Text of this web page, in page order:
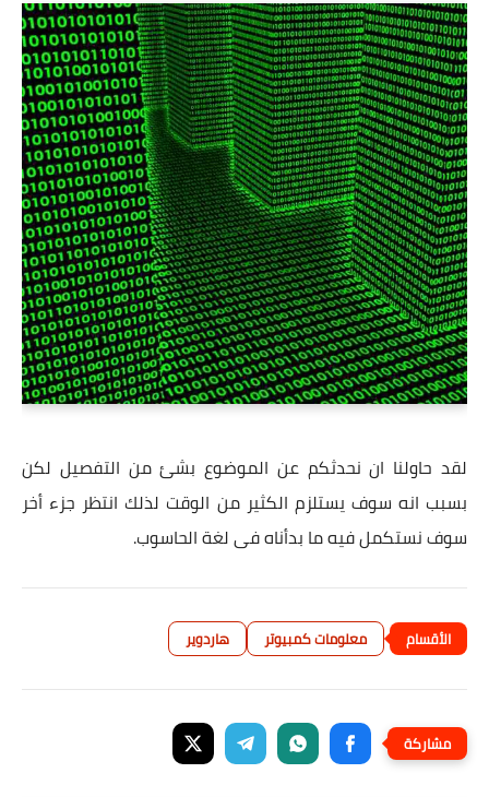
لقد حاولنا ان نحدثكم عن الموضوع بشئ من التفصيل لكن
بسبب انه سوف يستلزم الكثير من الوقت لذلك انتظر جزء أخر
سوف نستكمل فيه ما بدأناه فى لغة الحاسوب.
معلومات كمبيوتر هاردوير